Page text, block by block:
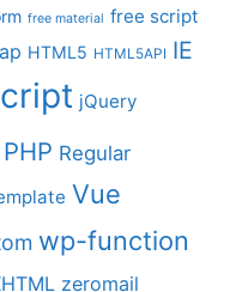
free material free script
HTML5 HTML5API IE
jQuery
PHP Regular
Vue
wp-function
zeromail